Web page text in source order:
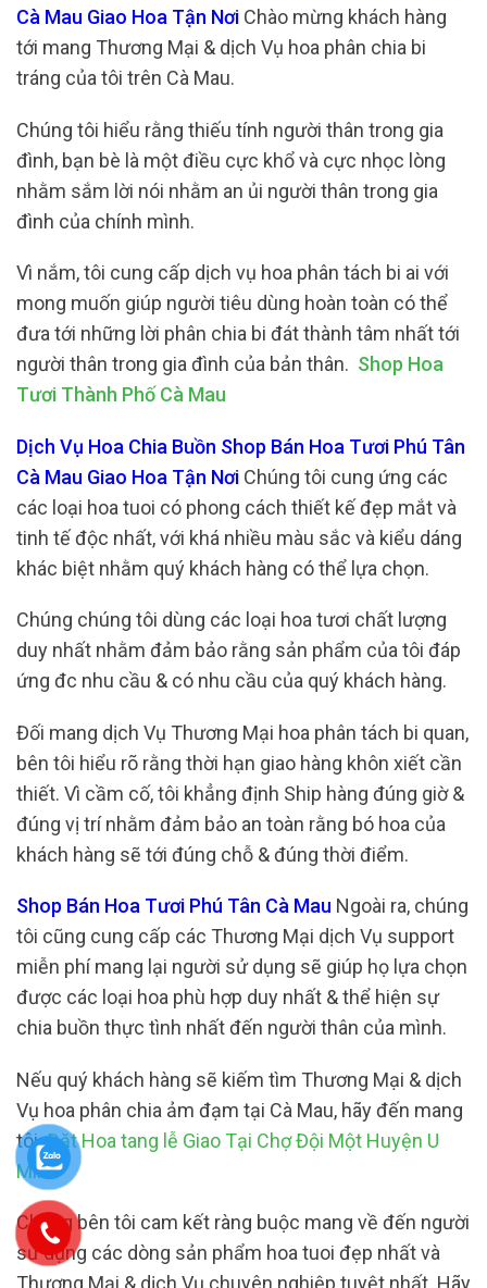
Cà Mau Giao Hoa Tận Nơi Chào mừng khách hàng
tới mang Thương Mại & dịch Vụ hoa phân chia bi
tráng của tôi trên Cà Mau.
Chúng tôi hiểu rằng thiếu tính người thân trong gia
đình, bạn bè là một điều cực khổ và cực nhọc lòng
nhằm sắm lời nói nhằm an ủi người thân trong gia
đình của chính mình.
Vì nắm, tôi cung cấp dịch vụ hoa phân tách bi ai với
mong muốn giúp người tiêu dùng hoàn toàn có thể
đưa tới những lời phân chia bi đát thành tâm nhất tới
người thân trong gia đình của bản thân. Shop Hoa
Tươi Thành Phố Cà Mau
Dịch Vụ Hoa Chia Buồn Shop Bán Hoa Tươi Phú Tân
Cà Mau Giao Hoa Tận Nơi Chúng tôi cung ứng các
các loại hoa tuoi có phong cách thiết kế đẹp mắt và
tinh tế độc nhất, với khá nhiều màu sắc và kiểu dáng
khác biệt nhằm quý khách hàng có thể lựa chọn.
Chúng chúng tôi dùng các loại hoa tươi chất lượng
duy nhất nhằm đảm bảo rằng sản phẩm của tôi đáp
ứng đc nhu cầu & có nhu cầu của quý khách hàng.
Đối mang dịch Vụ Thương Mại hoa phân tách bi quan,
bên tôi hiểu rõ rằng thời hạn giao hàng khôn xiết cần
thiết. Vì cầm cố, tôi khẳng định Ship hàng đúng giờ &
đúng vị trí nhằm đảm bảo an toàn rằng bó hoa của
khách hàng sẽ tới đúng chỗ & đúng thời điểm.
Shop Bán Hoa Tươi Phú Tân Cà Mau Ngoài ra, chúng
tôi cũng cung cấp các Thương Mại dịch Vụ support
miễn phí mang lại người sử dụng sẽ giúp họ lựa chọn
được các loại hoa phù hợp duy nhất & thể hiện sự
chia buồn thực tình nhất đến người thân của mình.
Nếu quý khách hàng sẽ kiếm tìm Thương Mại & dịch
Vụ hoa phân chia ảm đạm tại Cà Mau, hãy đến mang
tôi.Đăt Hoa tang lễ Giao Tại Chợ Đội Một Huyện U
Minh
Chúng bên tôi cam kết ràng buộc mang về đến người
sử dụng các dòng sản phẩm hoa tuoi đẹp nhất và
Thương Mại & dịch Vụ chuyên nghiệp tuyệt nhất. Hãy